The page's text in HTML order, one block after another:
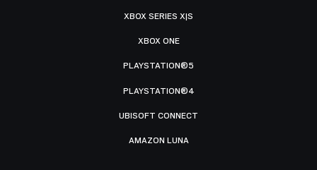
XBOX SERIES X|S
XBOX ONE
PLAYSTATION®5
PLAYSTATION®4
UBISOFT CONNECT
AMAZON LUNA